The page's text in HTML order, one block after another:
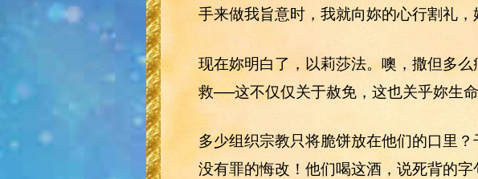
手来做我旨意时，我就向妳的心行割礼
现在妳明白了，以莉莎法。噢，撒但多
救──这不仅仅关于赦免，这也关乎妳生
多少组织宗教只将脆饼放在他们的口里
没有罪的悔改！他们喝这酒，说死背的